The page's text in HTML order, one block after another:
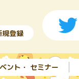
規登録
ント・ セミナー